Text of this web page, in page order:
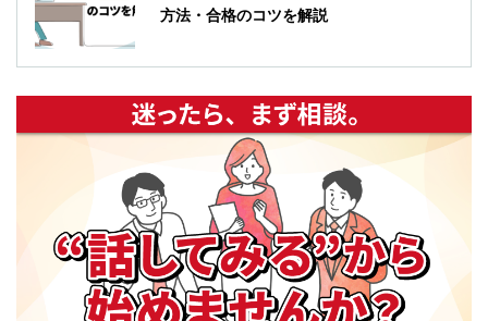
方法・合格のコツを解説